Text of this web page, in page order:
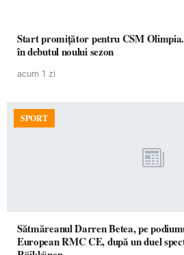
Start promițător pentru CSM
în debutul noului sezon
acum 1 zi
SPORT
Sătmăreanul Darren Betea, pe
European RMC CE, după un duel